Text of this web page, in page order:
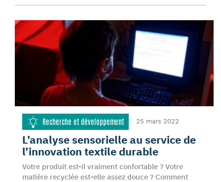
Recherche et développement 25 mars 2022
L’analyse sensorielle au service de
l’innovation textile durable
Votre produit est-il vraiment confortable ? Votre
matière recyclée est-elle assez douce ? Comment